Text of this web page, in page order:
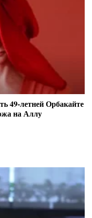
49-летней Орбакайте
на Аллу